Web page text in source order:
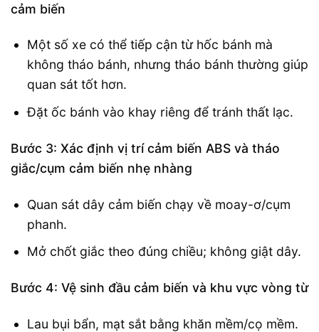
cảm biến
Một số xe có thể tiếp cận từ hốc bánh mà
không tháo bánh, nhưng tháo bánh thường giúp
quan sát tốt hơn.
Đặt ốc bánh vào khay riêng để tránh thất lạc.
Bước 3: Xác định vị trí cảm biến ABS và tháo
giắc/cụm cảm biến nhẹ nhàng
Quan sát dây cảm biến chạy về moay-ơ/cụm
phanh.
Mở chốt giắc theo đúng chiều; không giật dây.
Bước 4: Vệ sinh đầu cảm biến và khu vực vòng từ
Lau bụi bẩn, mạt sắt bằng khăn mềm/cọ mềm.